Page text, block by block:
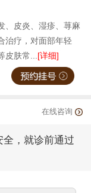
、皮炎、湿疹、荨麻
治疗，对面部年轻
皮肤常...[详细]
在线咨询
，就诊前通过